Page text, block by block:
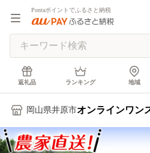
Pontaポイントでふるさと納税
返礼品 ランキング 地域
岡山県井原市オンラインワン